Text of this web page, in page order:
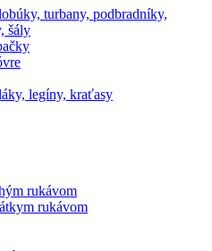
turbany, podbradníky,
šály
legíny, kraťasy
rukávom
rukávom